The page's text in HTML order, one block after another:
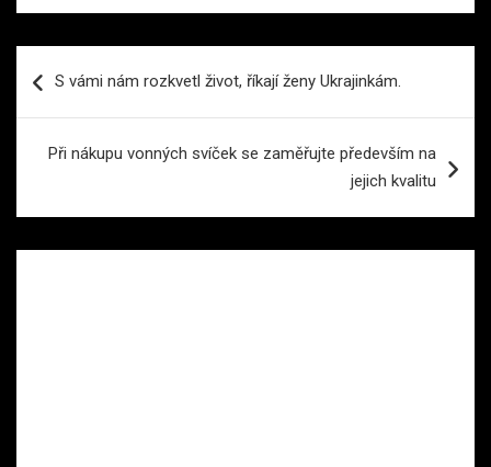
proS vámi nám rozkvetl život, říkají ženy Ukrajinkám.
Při nákupu vonných svíček se zaměřujte především na
jejich kvalitu